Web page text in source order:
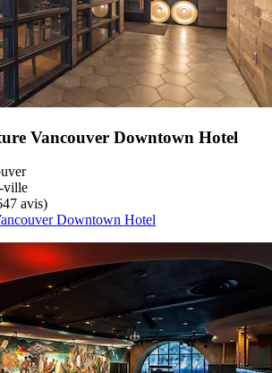
Vancouver Downtown Hotel
ville
avis)
Downtown Hotel